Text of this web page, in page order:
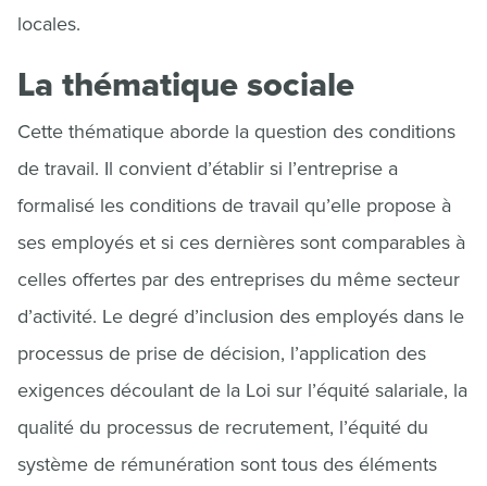
locales.
La thématique sociale
Cette thématique aborde la question des conditions
de travail. Il convient d’établir si l’entreprise a
formalisé les conditions de travail qu’elle propose à
ses employés et si ces dernières sont comparables à
celles offertes par des entreprises du même secteur
d’activité. Le degré d’inclusion des employés dans le
processus de prise de décision, l’application des
exigences découlant de la Loi sur l’équité salariale, la
qualité du processus de recrutement, l’équité du
système de rémunération sont tous des éléments